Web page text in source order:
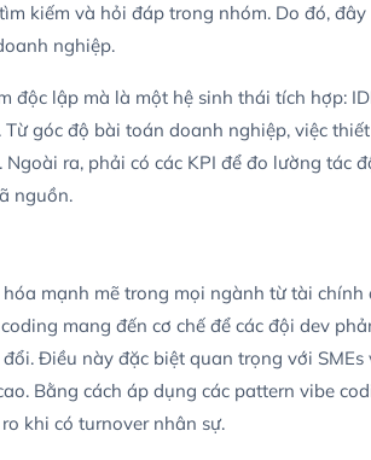
kiếm và hỏi đáp trong nhóm. Do đó,
nghiệp.
lập mà là một hệ sinh thái tích hợp:
góc độ bài toán doanh nghiệp, việc
ra, phải có các KPI để đo lường tác
nguồn.
mạnh mẽ trong mọi ngành từ tài chính
mang đến cơ chế để các đội dev
Điều này đặc biệt quan trọng với SMEs
Bằng cách áp dụng các pattern vibe
khi có turnover nhân sự.